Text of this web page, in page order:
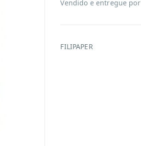
Vendido e entregue por
FILIPAPER